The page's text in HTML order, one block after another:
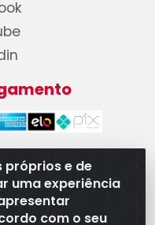
próprios e de
uma experiência
com o seu
LTDA - CNPJ
667 - Parque
- CEP 74375-660